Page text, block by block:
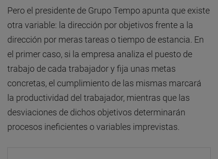
Pero el presidente de Grupo Tempo apunta que existe
otra variable: la dirección por objetivos frente a la
dirección por meras tareas o tiempo de estancia. En
el primer caso, si la empresa analiza el puesto de
trabajo de cada trabajador y fija unas metas
concretas, el cumplimiento de las mismas marcará
la productividad del trabajador, mientras que las
desviaciones de dichos objetivos determinarán
procesos ineficientes o variables imprevistas.